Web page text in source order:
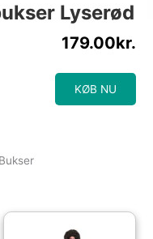
Lyserød
179.00kr.
KØB NU